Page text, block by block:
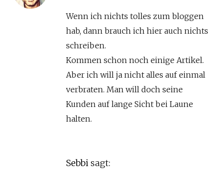
Wenn ich nichts tolles zum bloggen
hab, dann brauch ich hier auch nichts
schreiben.
Kommen schon noch einige Artikel.
Aber ich will ja nicht alles auf einmal
verbraten. Man will doch seine
Kunden auf lange Sicht bei Laune
halten.
Sebbi sagt: